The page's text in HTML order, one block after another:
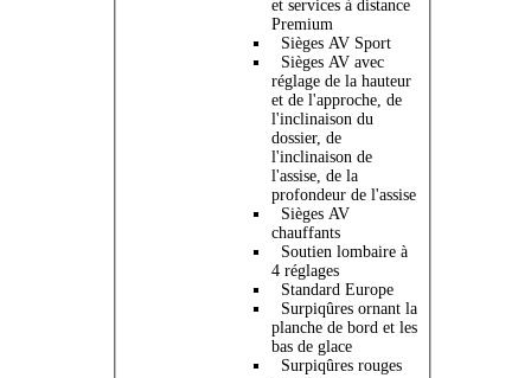
et services à distance
Premium
Sièges AV Sport
Sièges AV avec
réglage de la hauteur
et de l'approche, de
l'inclinaison du
dossier, de
l'inclinaison de
l'assise, de la
profondeur de l'assise
Sièges AV
chauffants
Soutien lombaire à
4 réglages
Standard Europe
Surpiqûres ornant la
planche de bord et les
bas de glace
Surpiqûres rouges